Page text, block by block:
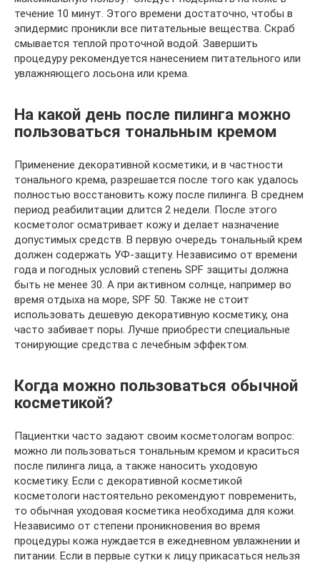
течение 10 минут. Этого времени достаточно, чтобы в
эпидермис проникли все питательные вещества. Скраб
смывается теплой проточной водой. Завершить
процедуру рекомендуется нанесением питательного или
увлажняющего лосьона или крема.
На какой день после пилинга можно
пользоваться тональным кремом
Применение декоративной косметики, и в частности
тонального крема, разрешается после того как удалось
полностью восстановить кожу после пилинга. В среднем
период реабилитации длится 2 недели. После этого
косметолог осматривает кожу и делает назначение
допустимых средств. В первую очередь тональный крем
должен содержать УФ-защиту. Независимо от времени
года и погодных условий степень SPF защиты должна
быть не менее 30. А при активном солнце, например во
время отдыха на море, SPF 50. Также не стоит
использовать дешевую декоративную косметику, она
часто забивает поры. Лучше приобрести специальные
тонирующие средства с лечебным эффектом.
Когда можно пользоваться обычной
косметикой?
Пациентки часто задают своим косметологам вопрос:
можно ли пользоваться тональным кремом и краситься
после пилинга лица, а также наносить уходовую
косметику. Если с декоративной косметикой
косметологи настоятельно рекомендуют повременить,
то обычная уходовая косметика необходима для кожи.
Независимо от степени проникновения во время
процедуры кожа нуждается в ежедневном увлажнении и
питании. Если в первые сутки к лицу прикасаться нельзя